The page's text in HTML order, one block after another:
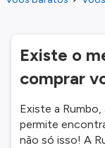
Existe o
comprar
Existe a
permite
não só isso! A